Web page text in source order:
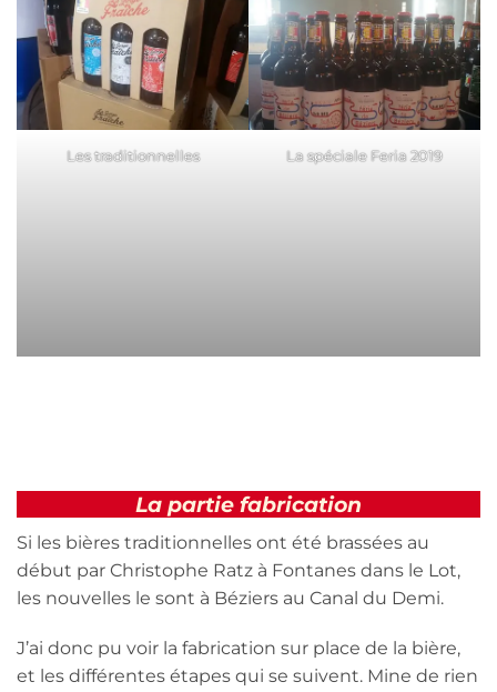
Les traditionnelles La spéciale Feria 2019
La partie fabrication
Si les bières traditionnelles ont été brassées au
début par Christophe Ratz à Fontanes dans le Lot,
les nouvelles le sont à Béziers au Canal du Demi.
J’ai donc pu voir la fabrication sur place de la bière,
et les différentes étapes qui se suivent. Mine de rien